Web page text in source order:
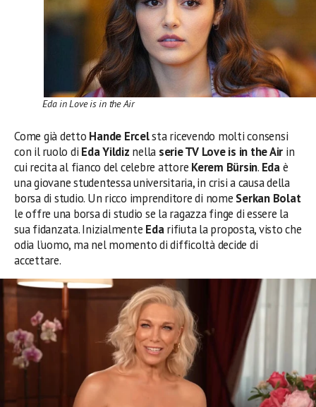
Eda in Love is in the Air
Come già detto Hande Ercelsta ricevendo molti consensi
con il ruolo di Eda Yildiz nella serie TV Love is in the Air in
cui recita al fianco del celebre attore Kerem Bürsin. Edaè
una giovane studentessa universitaria, in crisi a causa della
borsa di studio. Un ricco imprenditore di nome Serkan Bolat
le offre una borsa di studio se la ragazza finge di essere la
sua fidanzata. Inizialmente Edarifiuta la proposta, visto che
odia l’uomo, ma nel momento di difficoltà decide di
accettare.